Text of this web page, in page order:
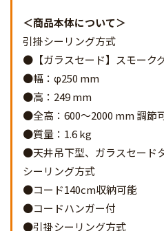
商品本体について
引掛シーリング方式
●【ガラスセード】スモーク
●幅：φ250 mm
●高：249 mm
●全高：600～2000 mm 調節
●質量：1.6 kg
●天井吊下型、ガラスセード
シーリング方式
●コード140cm収納可能
●コードハンガー付
●引掛シーリング方式